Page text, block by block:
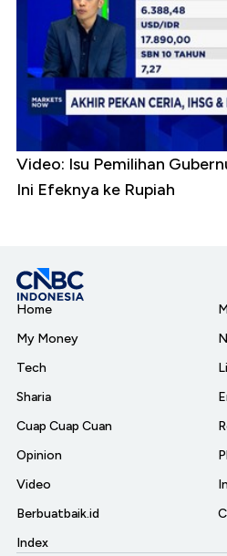
Video: Isu Pemilihan
Ini Efeknya ke Rupiah
Home
My Money
Tech
Sharia
Cuap Cuap Cuan
Opinion
Video
Berbuatbaik.id
Index